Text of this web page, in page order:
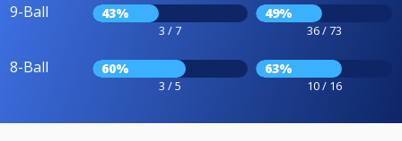
9-Ball 43%
3 / 7
49%
36 / 73
8-Ball 60%
3 / 5
63%
10 / 16